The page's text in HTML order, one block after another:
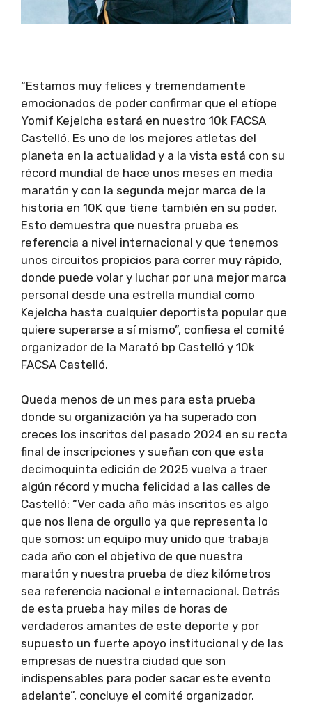
“Estamos muy felices y tremendamente
emocionados de poder confirmar que el etíope
Yomif Kejelcha estará en nuestro 10k FACSA
Castelló. Es uno de los mejores atletas del
planeta en la actualidad y a la vista está con su
récord mundial de hace unos meses en media
maratón y con la segunda mejor marca de la
historia en 10K que tiene también en su poder.
Esto demuestra que nuestra prueba es
referencia a nivel internacional y que tenemos
unos circuitos propicios para correr muy rápido,
donde puede volar y luchar por una mejor marca
personal desde una estrella mundial como
Kejelcha hasta cualquier deportista popular que
quiere superarse a sí mismo”, confiesa el comité
organizador de la Marató bp Castelló y 10k
FACSA Castelló.
Queda menos de un mes para esta prueba
donde su organización ya ha superado con
creces los inscritos del pasado 2024 en su recta
final de inscripciones y sueñan con que esta
decimoquinta edición de 2025 vuelva a traer
algún récord y mucha felicidad a las calles de
Castelló: “Ver cada año más inscritos es algo
que nos llena de orgullo ya que representa lo
que somos: un equipo muy unido que trabaja
cada año con el objetivo de que nuestra
maratón y nuestra prueba de diez kilómetros
sea referencia nacional e internacional. Detrás
de esta prueba hay miles de horas de
verdaderos amantes de este deporte y por
supuesto un fuerte apoyo institucional y de las
empresas de nuestra ciudad que son
indispensables para poder sacar este evento
adelante”, concluye el comité organizador.